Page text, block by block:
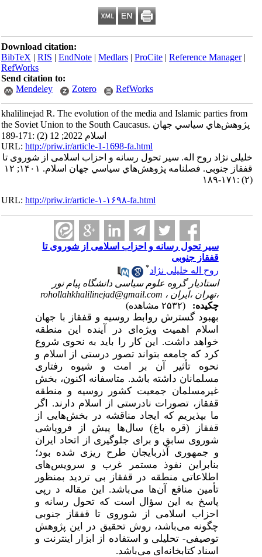
Download citation:
BibTeX|RIS|EndNote|Medlars|ProCite|Reference Manager
RefWorks
Send citation to:
Mendeley
Zotero RefWorks
khalilinejad R. The evolution of the media and Islamic parties from
the Soviet Union to the South Caucasus. پژوهش‌هاي سياسي جهان
اسلام 2022; 12 (2) :171-189
URL:http://priw.ir/article-1-1698-fa.html
خلیلی نژاد روح اله. سیر تحول رسانه و احزاب اسلامی از شوروی تا
قفقاز جنوبی. فصلنامه پژوهش‌هاي سياسي جهان اسلام. ۱۴۰۱; ۱۲
URL:http://priw.ir/article-۱-۱۶۹۸-fa.html
سیر تحول رسانه و احزاب اسلامی از شوروی تا
قفقاز جنوبی
روح اله خلیلی نژاد *
استادیار گروه علوم سیاسی دانشگاه پیام نور
،تهران ،ایران ، rohollahkhalilinejad@gmail.com
چکیده:
بهبود گسترش روابط روسیه و قفقاز با جهان
اسلام اهمیت ویژه‌ای در آینده این منطقه
خواهد داشت. این کار را باید به نحوی شروع
کرد که جامعه بتواند تصور درستی از اسلام و
نحوه تأثیر آن بر امت و شیوه رفتاری
مسلمانان داشته باشد. متاسفانه اکنون، بخش
غیرمسلمان جمعیت کشور روسیه و منطقه
قفقاز، تصورات نادرستی از اسلام دارند. اگر
ما بپذیریم که ایجاد مناقشه در بخش‌هایی از
قفقاز (قره باغ) سال‌ها پیش از فروپاشی
شوروی سابق و برای جلوگیری از اتحاد ایران
و جمهوری آذربایجان طرح ریزی شده بود؛
بنابراین نفوذ مستمر غرب و سرویس‌های
اطلاعاتی منطقه در قفقاز بی تردید بمنظور
تأمین منافع آن‌ها می‌باشد. این مقاله د رپی
پاسخ به این سؤال است که تحول رسانه و
احزاب اسلامی از شوروی تا قفقاز جنوبی
چگونه می‌باشد، روش تحقیق در این پژوهش
توصیفی- تحلیلی و استفاده از ابزار اینترنت و
اسناد کتابخانه‌ای می‌باشد.